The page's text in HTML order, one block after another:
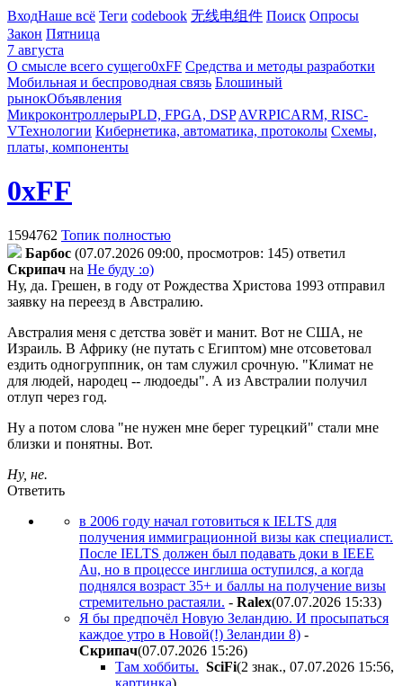
ВходНаше всё Теги codebook 无线电组件 Поиск Опросы
Закон Пятница
7 августа
О смысле всего сущего0xFF Средства и методы разработки
Мобильная и беспроводная связь Блошиный
рынокОбъявления
МикроконтроллерыPLD, FPGA, DSP AVRPICARM, RISC-
VТехнологии Кибернетика, автоматика, протоколы Схемы,
платы, компоненты
0xFF
1594762 Топик полностью
Бapбoc (07.07.2026 09:00, просмотров: 145) ответил
Cкpипaч на Не буду :о)
Ну, да. Грешен, в году от Рождества Христова 1993 отправил
заявку на переезд в Австралию.
Австралия меня с детства зовёт и манит. Вот не США, не
Израиль. В Африку (не путать с Египтом) мне отсоветовал
ездить одногруппник, он там служил срочную. "Климат не
для людей, народец -- людоеды". А из Австралии получил
отлуп через год.
Ну а потом слова "не нужен мне берег турецкий" стали мне
близки и понятны. Вот.
Ну, не.
Ответить
в 2006 году начал готовиться к IELTS для
получения иммиграционной визы как специалист.
После IELTS должен был подавать доки в IEEE
Au, но в процессе инглиша оступился, а когда
поднялся возраст 35+ и баллы на получение визы
стремительно растаяли. - Ralex(07.07.2026 15:33)
Я бы предпочёл Новую Зеландию. И просыпаться
каждое утро в Новой(!) Зеландии 8) -
Cкpипaч(07.07.2026 15:26)
Там хоббиты. SciFi(2 знак., 07.07.2026 15:56,
картинка)